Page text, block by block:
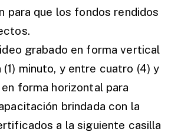
para que los fondos rendidos
grabado en forma vertical
(1) minuto, y entre cuatro (4) y
forma horizontal para
brindada con la
a la siguiente casilla